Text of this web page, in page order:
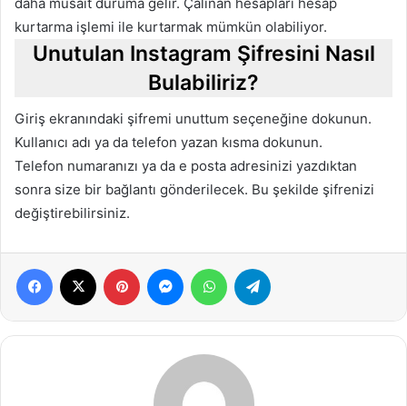
kurtarma işlemi ile kurtarmak mümkün olabiliyor.
Unutulan Instagram Şifresini Nasıl
Bulabiliriz?
Giriş ekranındaki şifremi unuttum seçeneğine dokunun.
Kullanıcı adı ya da telefon yazan kısma dokunun.
Telefon numaranızı ya da e posta adresinizi yazdıktan
sonra size bir bağlantı gönderilecek. Bu şekilde şifrenizi
değiştirebilirsiniz.
Facebook Pinterest MessengerWhatsApp